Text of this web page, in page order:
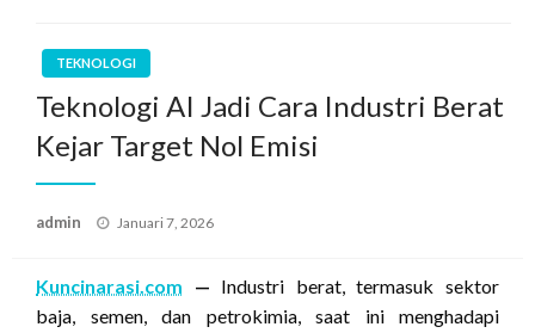
TEKNOLOGI
Teknologi AI Jadi Cara Industri Berat
Kejar Target Nol Emisi
admin
Posted
Januari 7, 2026
Kuncinarasi.com — Industri berat, termasuk sektor
baja, semen, dan petrokimia, saat ini menghadapi